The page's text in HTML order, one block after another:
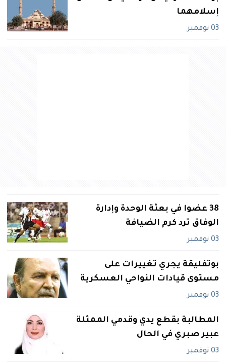
إسلامهما
03 نوفمبر
38 عضوا في بعثة الوحدة وإدارة
الوفاق ترد كرم الضيافة
03 نوفمبر
بوتفليقة يجري تغييرات على
مستوى قيادات النواحي العسكرية
03 نوفمبر
المطالبة بقطع يدي وقدمي الممثلة
عبير صبري في الحال
03 نوفمبر